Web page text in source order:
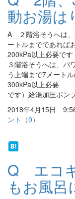
動お湯は
A ２階浴そうへは、
ートルまでであれば
200kPa以上必要です
３階浴そうへは、パ
う上端まで7メート
300kPa以上必要
です）給湯加圧ポン
2018年4月15日
ント（0）
Q エコ
もお風呂